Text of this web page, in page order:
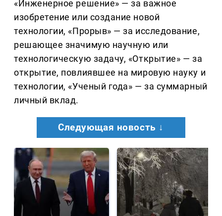
«Инженерное решение» — за важное
изобретение или создание новой
технологии, «Прорыв» — за исследование,
решающее значимую научную или
технологическую задачу, «Открытие» — за
открытие, повлиявшее на мировую науку и
технологии, «Ученый года» — за суммарный
личный вклад.
Следующая новость ↓